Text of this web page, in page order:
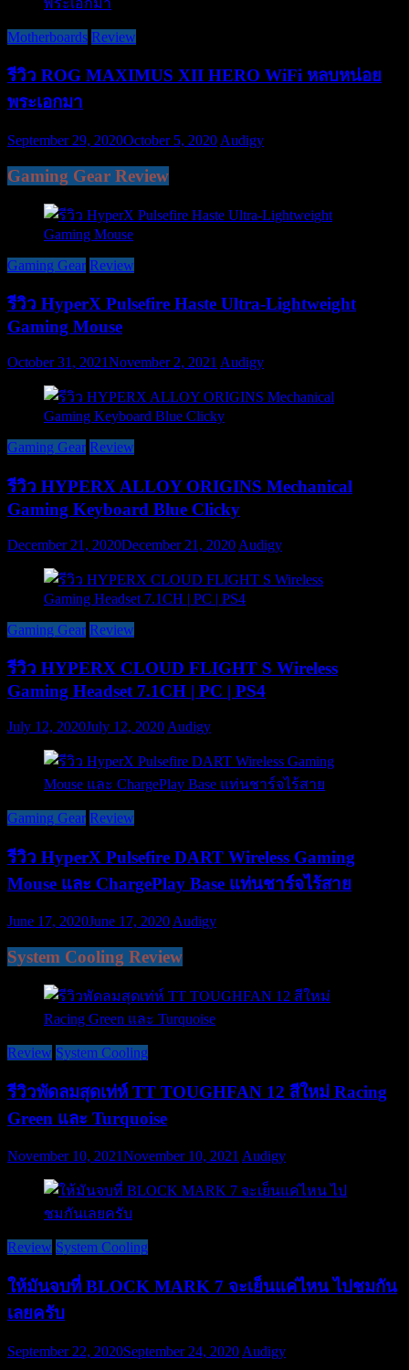
Motherboards Review
รีวิว ROG MAXIMUS XII HERO WiFi หลบหน่อย
พระเอกมา
September 29, 2020October 5, 2020 Audigy
Gaming Gear Review
Gaming Gear Review
รีวิว HyperX Pulsefire Haste Ultra-Lightweight
Gaming Mouse
October 31, 2021November 2, 2021 Audigy
Gaming Gear Review
รีวิว HYPERX ALLOY ORIGINS Mechanical
Gaming Keyboard Blue Clicky
December 21, 2020December 21, 2020 Audigy
Gaming Gear Review
รีวิว HYPERX CLOUD FLIGHT S Wireless
Gaming Headset 7.1CH | PC | PS4
July 12, 2020July 12, 2020 Audigy
Gaming Gear Review
รีวิว HyperX Pulsefire DART Wireless Gaming
Mouse และ ChargePlay Base แท่นชาร์จไร้สาย
June 17, 2020June 17, 2020 Audigy
System Cooling Review
Review System Cooling
รีวิวพัดลมสุดเท่ห์ TT TOUGHFAN 12 สีใหม่ Racing
Green และ Turquoise
November 10, 2021November 10, 2021 Audigy
Review System Cooling
ให้มันจบที่ BLOCK MARK 7 จะเย็นแค่ไหน ไปชมกัน
เลยครับ
September 22, 2020September 24, 2020 Audigy